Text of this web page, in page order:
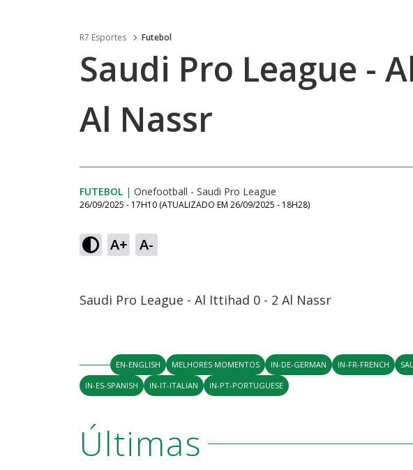
R7 Esportes Futebol
Saudi Pro League -
Al Nassr
FUTEBOL | Onefootball - Saudi Pro League
26/09/2025 - 17H10 (ATUALIZADO EM 26/09/2025 - 18H28)
A+ A-
Saudi Pro League - Al Ittihad 0 - 2 Al Nassr
EN-ENGLISH MELHORES MOMENTOS IN-DE-GERMAN IN-FR-FRENCH
IN-ES-SPANISH
IN-IT-ITALIAN IN-PT-PORTUGUESE
Últimas